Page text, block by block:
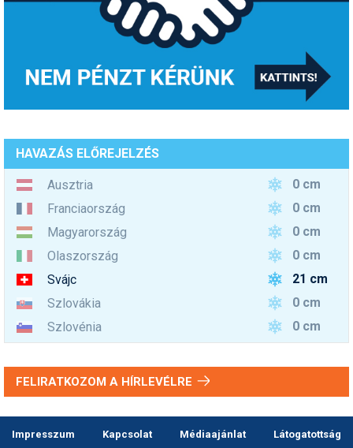
HAVAZÁS ELŐREJELZÉS
Ausztria
0 cm
Franciaország
0 cm
Magyarország
0 cm
Olaszország
0 cm
Svájc
21 cm
Szlovákia
0 cm
Szlovénia
0 cm
FELIRATKOZOM A HÍRLEVÉLRE
Impresszum Kapcsolat Médiaajánlat Látogatottság